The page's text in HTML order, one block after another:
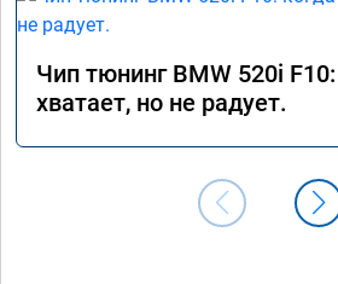
Чип тюнинг BMW 520i
хватает, но не радует.